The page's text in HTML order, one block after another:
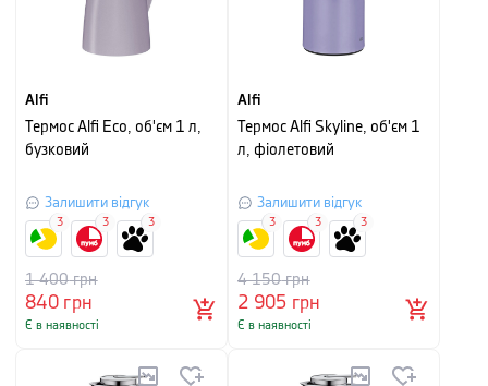
Alfi
Термос Alfi Eco, об'єм 1 л,
бузковий
Залишити відгук
840грн
1 400грн
Є в наявності
3 3 3
Alfi
Термос Alfi Skyline, об'єм 1
л, фіолетовий
Залишити відгук
2 905 грн
4 150грн
Є в наявності
3 3 3